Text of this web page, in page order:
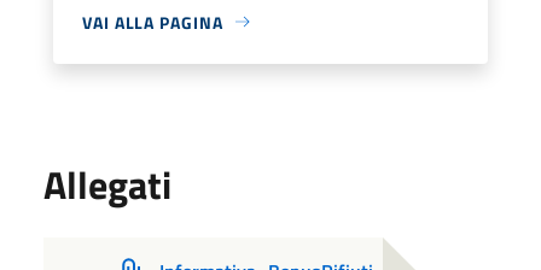
VAI ALLA PAGINA
Allegati